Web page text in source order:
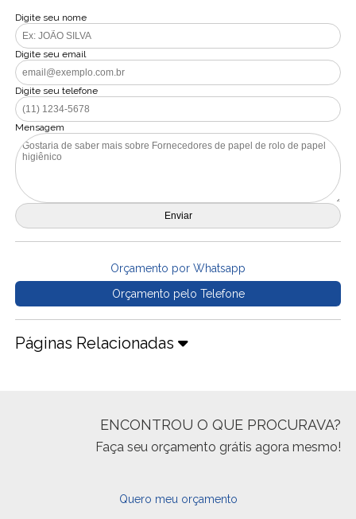
Digite seu nome
Digite seu email
Digite seu telefone
Mensagem
Orçamento por Whatsapp
Orçamento pelo Telefone
Páginas Relacionadas
ENCONTROU O QUE PROCURAVA?
Faça seu orçamento grátis agora mesmo!
Quero meu orçamento